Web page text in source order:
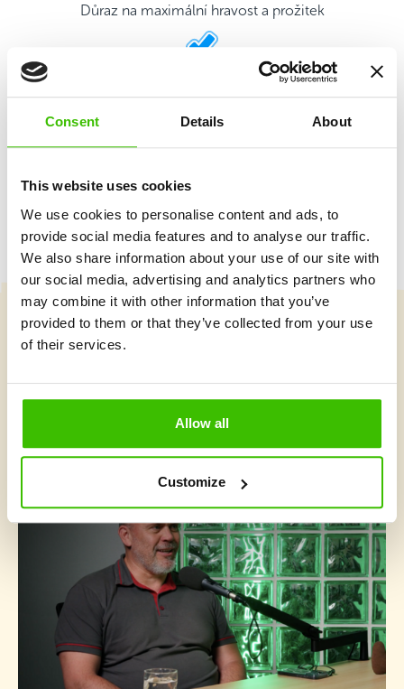
Consent Details About
This website uses cookies
We use cookies to personalise content and ads, to
provide social media features and to analyse our traffic.
We also share information about your use of our site with
our social media, advertising and analytics partners who
may combine it with other information that you’ve
provided to them or that they’ve collected from your use
of their services.
Allow all
Customize
Důraz na maximální hravost a prožitek
2 kvalifikovaní trenéři
Hrací plán s motivačními samolepkami
Co je v Gymnathlonu nového